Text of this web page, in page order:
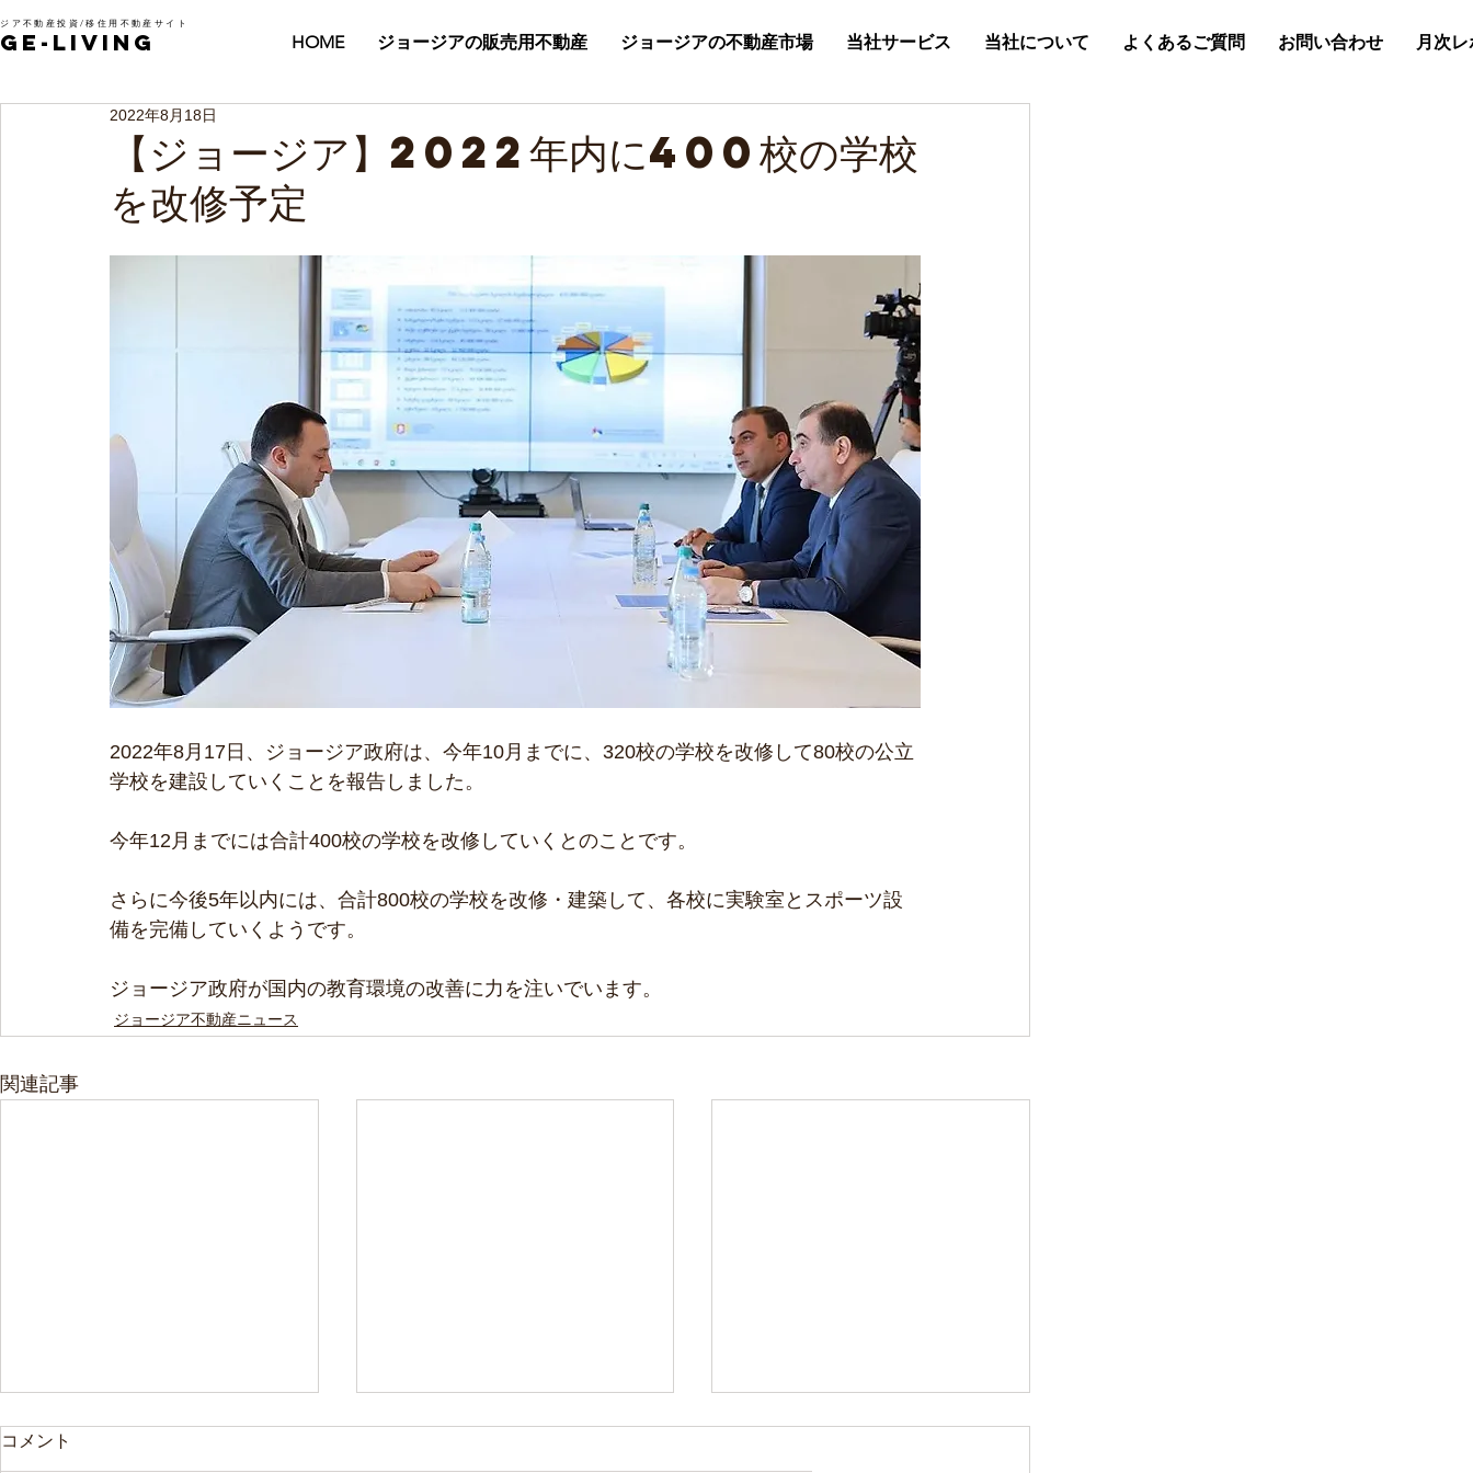
ア不動産投資/移住用不動産サイト
GE-LIVING HOME ジョージアの販売用不動産 ジョージアの不動産市場 当社サービス 当社について よくあるご質問 お問い合わせ 月次
【ジョージア】2022年内に400校の学校
を改修予定
2022年8月18日
2022年8月17日、ジョージア政府は、今年10月までに、320校の学校を改修して80校の公立
学校を建設していくことを報告しました。
今年12月までには合計400校の学校を改修していくとのことです。
さらに今後5年以内には、合計800校の学校を改修・建築して、各校に実験室とスポーツ設
備を完備していくようです。
ジョージア政府が国内の教育環境の改善に力を注いでいます。
ジョージア不動産ニュース
関連記事
コメント